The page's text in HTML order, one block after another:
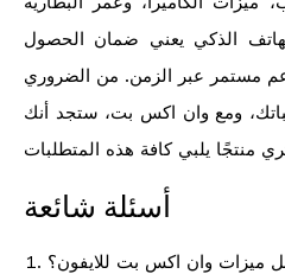
الذكي يعني ضمان الحصول
مستمر عبر الزمن. من الضروري
ومع وان اكس بت، ستجد أنك
أسئلة شائعة
ميزات وان اكس بت للايفون؟